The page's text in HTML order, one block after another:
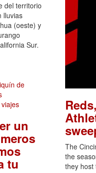
del territorio
lluvias
(oeste) y
Sur.
un
tu
The
the
they host